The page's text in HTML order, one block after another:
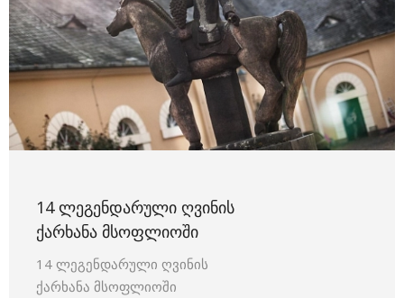
14 ᲚᲔᲒᲔᲜᲓᲐᲠᲣᲚᲘ ᲦᲕᲘᲜᲘᲡ
ᲥᲐᲠᲮᲐᲜᲐ ᲛᲡᲝᲤᲚᲘᲝᲨᲘ
14 ლეგენდარული ღვინის
ქარხანა მსოფლიოში